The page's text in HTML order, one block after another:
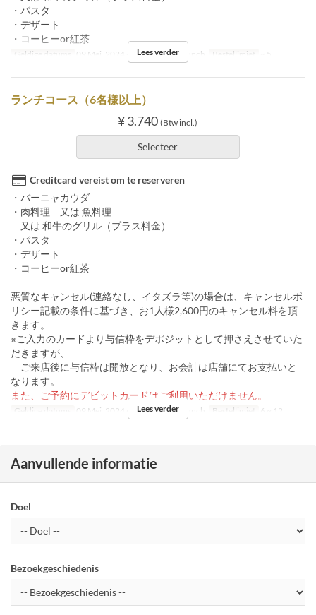
・パスタ
・デザート
・コーヒーor紅茶
Geldige datums 09 Mei, 2024 ~ Maaltijden Lunch Bestellimiet ~ 5
Lees verder
ランチコース（6名様以上）
¥ 3.740 (Btw incl.)
Selecteer
Creditcard vereist om te reserveren
・バーニャカウダ
・肉料理 又は 魚料理
又は 和牛のグリル（プラス料金）
・パスタ
・デザート
・コーヒーor紅茶
悪質なキャンセル(連絡なし、イタズラ等)の場合は、キャンセルポ
リシー記載の条件に基づき、お1人様2,600円のキャンセル料を頂
きます。
※ご入力のカードより与信枠をデポジットとして押さえさせていた
だきますが、
ご来店後に与信枠は開放となり、お会計は店舗にてお支払いと
なります。
また、ご予約にデビットカードはご利用いただけません。
Geldige datums 09 Mei, 2024 ~ Maaltijden Lunch Bestellimiet 6 ~ 12
Lees verder
Aanvullende informatie
Doel
Bezoekgeschiedenis